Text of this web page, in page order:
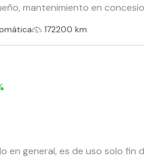
mantenimiento en
172200 km
en general, es de uso solo